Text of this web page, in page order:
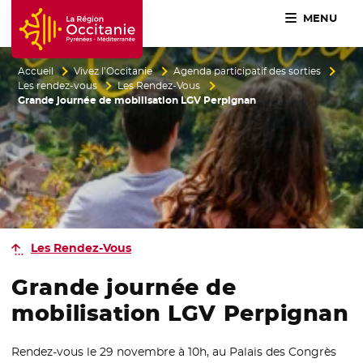
Accueil Région Occitanie / Pyrénées-Méditerranée
MENU
Accueil Vivez l’Occitanie
Agenda participatif des sorties
Les rendez-vous
Les Rendez-Vous
Grande journée de mobilisation LGV Perpignan
Les Rendez-Vous
Grande journée de
mobilisation LGV Perpignan
Rendez-vous le 29 novembre à 10h, au Palais des Congrès